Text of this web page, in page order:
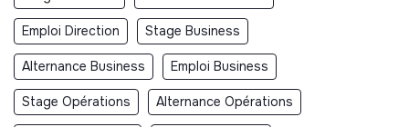
Processus de candidature
·CV + lettre de motivation
·Objet :« Candidature – Chargé(e) de mission Mécénat
– Fonds de dotation Muvo »
Emploi Direction Stage Business
Alternance Business Emploi Business
Stage Opérations Alternance Opérations